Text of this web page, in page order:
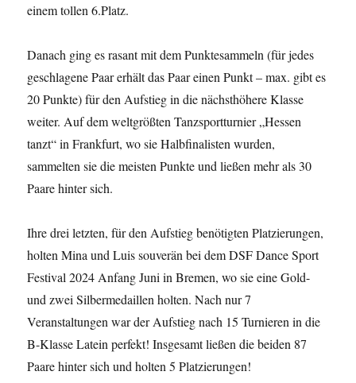
einem tollen 6.Platz.
Danach ging es rasant mit dem Punktesammeln (für jedes
geschlagene Paar erhält das Paar einen Punkt – max. gibt es
20 Punkte) für den Aufstieg in die nächsthöhere Klasse
weiter. Auf dem weltgrößten Tanzsportturnier „Hessen
tanzt“ in Frankfurt, wo sie Halbfinalisten wurden,
sammelten sie die meisten Punkte und ließen mehr als 30
Paare hinter sich.
Ihre drei letzten, für den Aufstieg benötigten Platzierungen,
holten Mina und Luis souverän bei dem DSF Dance Sport
Festival 2024 Anfang Juni in Bremen, wo sie eine Gold-
und zwei Silbermedaillen holten. Nach nur 7
Veranstaltungen war der Aufstieg nach 15 Turnieren in die
B-Klasse Latein perfekt! Insgesamt ließen die beiden 87
Paare hinter sich und holten 5 Platzierungen!